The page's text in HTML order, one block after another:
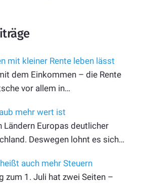
mit kleiner Rente leben lässt
dem Einkommen – die Rente
vor allem in…
mehr wert ist
Ländern Europas deutlicher
Deswegen lohnt es sich…
auch mehr Steuern
zum 1. Juli hat zwei Seiten –